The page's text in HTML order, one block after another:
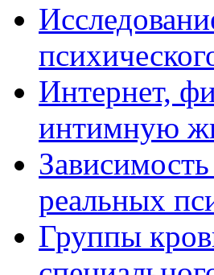
Интернет,
интимную
реальных
Группы